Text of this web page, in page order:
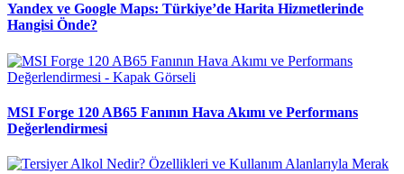
Yandex ve Google Maps: Türkiye’de Harita Hizmetlerinde
Hangisi Önde?
MSI Forge 120 AB65 Fanının Hava Akımı ve Performans
Değerlendirmesi